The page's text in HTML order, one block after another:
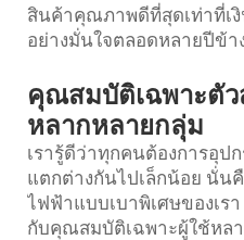
สินค้าคุณภาพดีที่สุดเท่าที่เ
อย่างมั่นใจตลอดหลายปีข้า
คุณสมบัติเฉพาะตัว
หลากหลายกลุ่ม
เรารู้ดีว่าทุกคนต้องการอุ
แตกต่างกันไปเล็กน้อย นั่น
ไฟฟ้าแบบเบาพิเศษของเร
กับคุณสมบัติเฉพาะผู้ใช้หล